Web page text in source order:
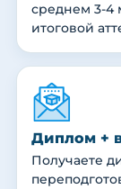
среднем 3-4
итоговой
Диплом +
Получаете